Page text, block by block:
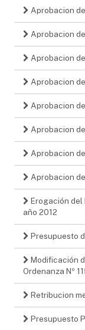
Aprobacion
Aprobacion
Aprobacion
Aprobacion
Aprobacion
Aprobacion
Aprobacion
Aprobacion
Erogación del
año 2012
Presupuesto
Modificación
Ordenanza Nº
Retribucion
Presupuesto